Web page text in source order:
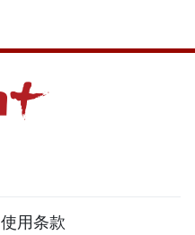
使用条款